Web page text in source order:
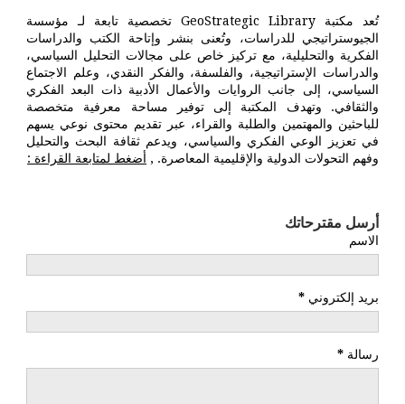
تُعد مكتبة GeoStrategic Library تخصصية تابعة لـ مؤسسة
الجيوستراتيجي للدراسات، وتُعنى بنشر وإتاحة الكتب والدراسات
الفكرية والتحليلية، مع تركيز خاص على مجالات التحليل السياسي،
والدراسات الإستراتيجية، والفلسفة، والفكر النقدي، وعلم الاجتماع
السياسي، إلى جانب الروايات والأعمال الأدبية ذات البعد الفكري
والثقافي. وتهدف المكتبة إلى توفير مساحة معرفية متخصصة
للباحثين والمهتمين والطلبة والقراء، عبر تقديم محتوى نوعي يسهم
في تعزيز الوعي الفكري والسياسي، ويدعم ثقافة البحث والتحليل
وفهم التحولات الدولية والإقليمية المعاصرة. , أضغط لمتابعة القراءة :
أرسل مقترحاتك
الاسم
بريد إلكتروني *
رسالة *